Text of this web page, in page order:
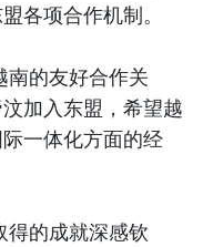
各项合作机制。
南的友好合作关
加入东盟，希望越
一体化方面的经
得的成就深感钦